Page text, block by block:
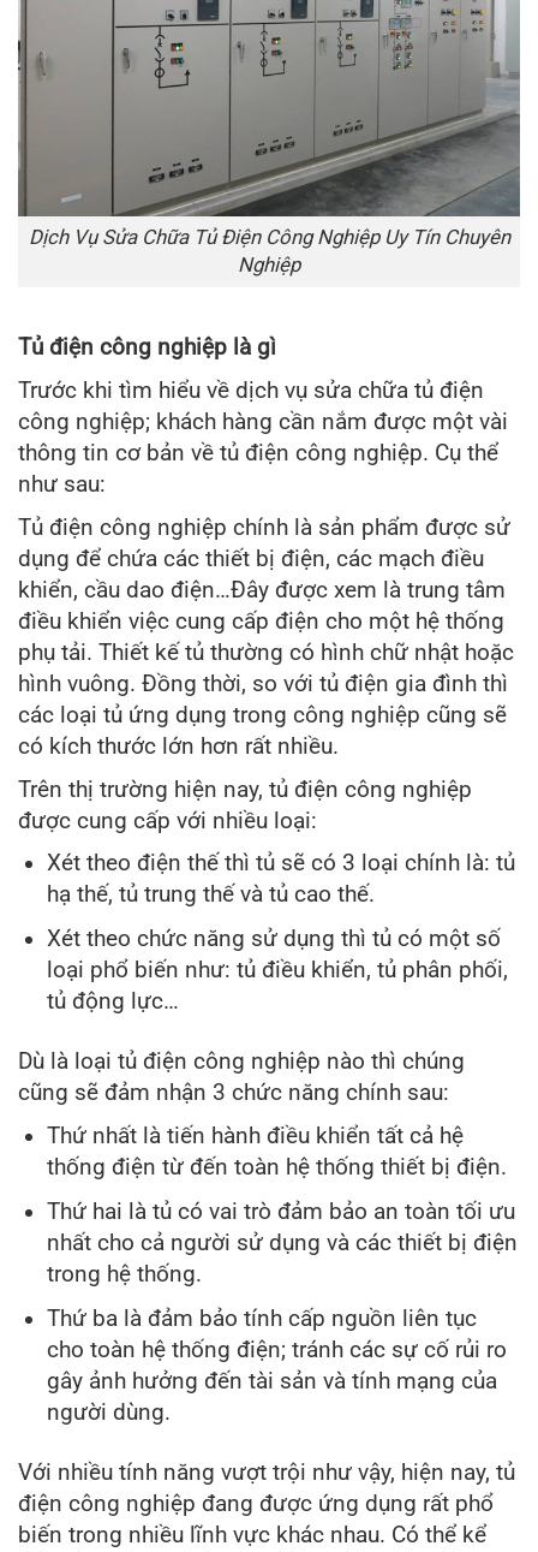
Dịch Vụ Sửa Chữa Tủ Điện Công Nghiệp Uy Tín Chuyên
Nghiệp
Tủ điện công nghiệp là gì
Trước khi tìm hiểu về dịch vụ sửa chữa tủ điện
công nghiệp; khách hàng cần nắm được một vài
thông tin cơ bản về tủ điện công nghiệp. Cụ thể
như sau:
Tủ điện công nghiệp chính là sản phẩm được sử
dụng để chứa các thiết bị điện, các mạch điều
khiển, cầu dao điện…Đây được xem là trung tâm
điều khiển việc cung cấp điện cho một hệ thống
phụ tải. Thiết kế tủ thường có hình chữ nhật hoặc
hình vuông. Đồng thời, so với tủ điện gia đình thì
các loại tủ ứng dụng trong công nghiệp cũng sẽ
có kích thước lớn hơn rất nhiều.
Trên thị trường hiện nay, tủ điện công nghiệp
được cung cấp với nhiều loại:
Xét theo điện thế thì tủ sẽ có 3 loại chính là: tủ
hạ thế, tủ trung thế và tủ cao thế.
Xét theo chức năng sử dụng thì tủ có một số
loại phổ biến như: tủ điều khiển, tủ phân phối,
tủ động lực…
Dù là loại tủ điện công nghiệp nào thì chúng
cũng sẽ đảm nhận 3 chức năng chính sau:
Thứ nhất là tiến hành điều khiển tất cả hệ
thống điện từ đến toàn hệ thống thiết bị điện.
Thứ hai là tủ có vai trò đảm bảo an toàn tối ưu
nhất cho cả người sử dụng và các thiết bị điện
trong hệ thống.
Thứ ba là đảm bảo tính cấp nguồn liên tục
cho toàn hệ thống điện; tránh các sự cố rủi ro
gây ảnh hưởng đến tài sản và tính mạng của
người dùng.
Với nhiều tính năng vượt trội như vậy, hiện nay, tủ
điện công nghiệp đang được ứng dụng rất phổ
biến trong nhiều lĩnh vực khác nhau. Có thể kể